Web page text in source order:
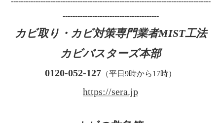
---------------------------------------
カビ取り・カビ対策専門業者MIST工法
カビバスターズ本部
0120-052-127 （平日9時から17時）
https://sera.jp